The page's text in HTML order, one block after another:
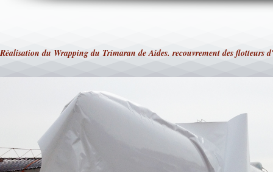
Réalisation du Wrapping du Trimaran de Aides. recouvrement des flotteurs